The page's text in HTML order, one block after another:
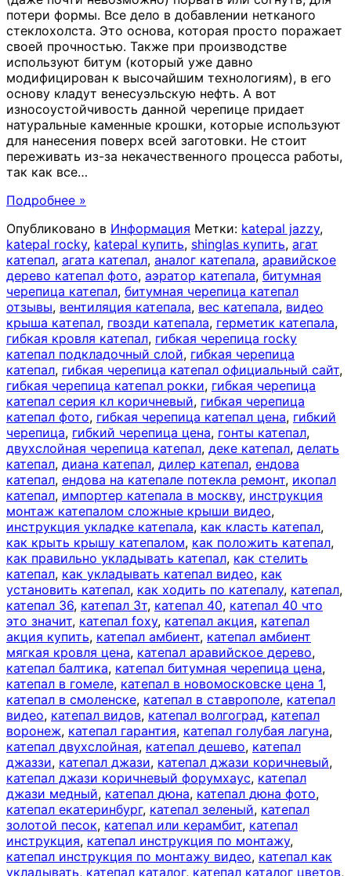
потери формы. Все дело в добавлении нетканого
стеклохолста. Это основа, которая просто поражает
своей прочностью. Также при производстве
используют битум (который уже давно
модифицирован к высочайшим технологиям), в его
основу кладут венесуэльскую нефть. А вот
износоустойчивость данной черепице придает
натуральные каменные крошки, которые используют
для нанесения поверх всей заготовки. Не стоит
переживать из-за некачественного процесса работы,
так как все…
Подробнее »
Опубликовано в Информация Метки: katepal jazzy,
katepal rocky, katepal купить, shinglas купить, агат
катепал, агата катепал, аналог катепала, аравийское
дерево катепал фото, аэратор катепала, битумная
черепица катепал, битумная черепица катепал
отзывы, вентиляция катепала, вес катепала, видео
крыша катепал, гвозди катепала, герметик катепала,
гибкая кровля катепал, гибкая черепица rocky
катепал подкладочный слой, гибкая черепица
катепал, гибкая черепица катепал официальный сайт,
гибкая черепица катепал рокки, гибкая черепица
катепал серия кл коричневый, гибкая черепица
катепал фото, гибкая черепица катепал цена, гибкий
черепица, гибкий черепица цена, гонты катепал,
двухслойная черепица катепал, деке катепал, делать
катепал, диана катепал, дилер катепал, ендова
катепал, ендова на катепале потекла ремонт, икопал
катепал, импортер катепала в москву, инструкция
монтаж катепалом сложные крыши видео,
инструкция укладке катепала, как класть катепал,
как крыть крышу катепалом, как положить катепал,
как правильно укладывать катепал, как стелить
катепал, как укладывать катепал видео, как
установить катепал, как ходить по катепалу, катепал,
катепал 36, катепал 3т, катепал 40, катепал 40 что
это значит, катепал foxy, катепал акция, катепал
акция купить, катепал амбиент, катепал амбиент
мягкая кровля цена, катепал аравийское дерево,
катепал балтика, катепал битумная черепица цена,
катепал в гомеле, катепал в новомосковске цена 1,
катепал в смоленске, катепал в ставрополе, катепал
видео, катепал видов, катепал волгоград, катепал
воронеж, катепал гарантия, катепал голубая лагуна,
катепал двухслойная, катепал дешево, катепал
джаззи, катепал джази, катепал джази коричневый,
катепал джази коричневый форумхаус, катепал
джази медный, катепал дюна, катепал дюна фото,
катепал екатеринбург, катепал зеленый, катепал
золотой песок, катепал или керамбит, катепал
инструкция, катепал инструкция по монтажу,
катепал инструкция по монтажу видео, катепал как
укладывать, катепал каталог, катепал каталог цветов,